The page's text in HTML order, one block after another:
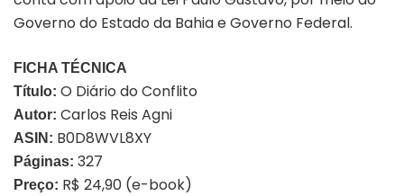
Governo do Estado da Bahia e Governo Federal.
FICHA TÉCNICA
Título: O Diário do Conflito
Autor: Carlos Reis Agni
ASIN: B0D8WVL8XY
Páginas: 327
Preço: R$ 24,90 (e-book)